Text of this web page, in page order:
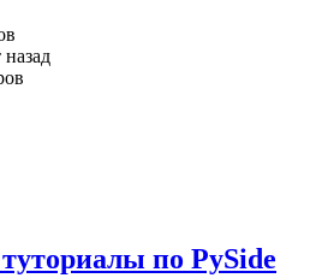
назад
по PySide